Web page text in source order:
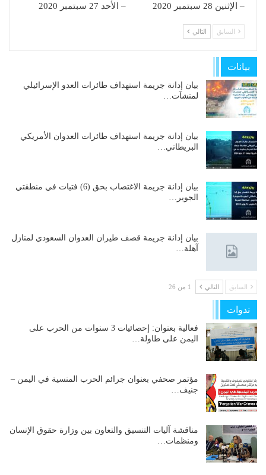
– الإثنين 28 سبتمبر 2020
– الأحد 27 سبتمبر 2020
السابق التالي
بيانات
بيان إدانة جريمة استهداف طائرات العدو الإسرائيلي
لمنشآت…
بيان إدانة جريمة استهداف طائرات العدوان الأمريكي
البريطاني…
بيان إدانة جريمة الاغتصاب بحق (6) فتيات في منطقتي
الجوير…
بيان إدانة جريمة قصف طيران العدوان السعودي لمنازل
آهلة…
السابق التالي 1 من 26
ندوات
فعالية بعنوان: إحصائيات 3 سنوات من الحرب على
اليمن على طاولة…
مؤتمر صحفي بعنوان جرائم الحرب المنسية في اليمن –
جنيف…
مناقشة آليات التنسيق والتعاون بين وزارة حقوق الإنسان
ومنظمات…